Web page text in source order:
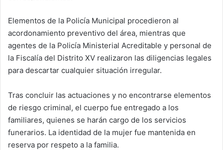
Elementos de la Policía Municipal procedieron al
acordonamiento preventivo del área, mientras que
agentes de la Policía Ministerial Acreditable y personal de
la Fiscalía del Distrito XV realizaron las diligencias legales
para descartar cualquier situación irregular.
Tras concluir las actuaciones y no encontrarse elementos
de riesgo criminal, el cuerpo fue entregado a los
familiares, quienes se harán cargo de los servicios
funerarios. La identidad de la mujer fue mantenida en
reserva por respeto a la familia.